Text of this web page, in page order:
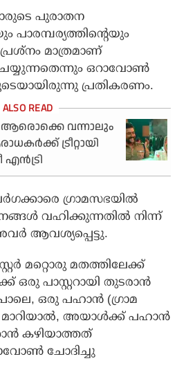
പുരാതന
പാരമ്പര്യത്തിന്റെയും
മാത്രമാണ്
ഒറാവോണ്‍
പ്രതികരണം.
ആരൊക്കെ വന്നാലും
ട്രീറ്റായി
എന്‍ട്രി
ഗ്രാമസഭയില്‍
വഹിക്കുന്നതില്‍ നിന്ന്
ആവശ്യപ്പെട്ടു.
മറ്റൊരു മതത്തിലേക്ക്
ഒരു പാസ്റ്ററായി തുടരാന്‍
ഒരു പഹാന്‍ (ഗ്രാമ
അയാള്‍ക്ക് പഹാന്‍
കഴിയാത്തത്
ചോദിച്ചു